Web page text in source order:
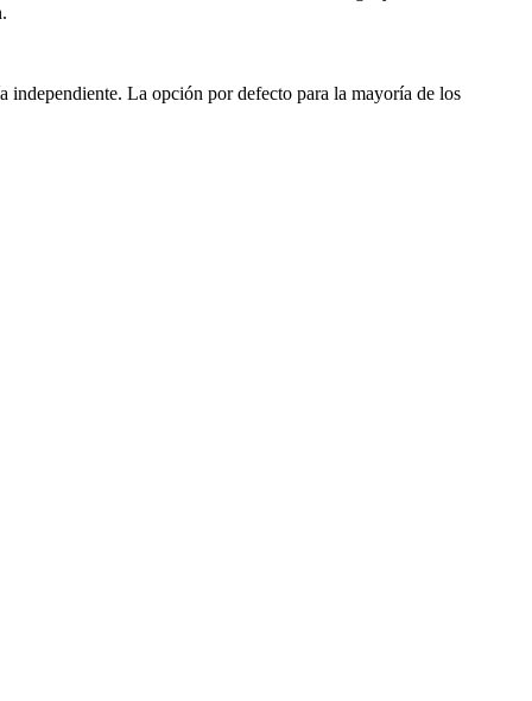
independiente. La opción por defecto para la mayoría de los